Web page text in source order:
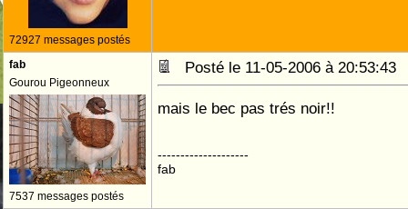
72927 messages postés
fab
Gourou Pigeonneux
7537 messages postés
Posté le 11-05-2006 à
mais le bec pas trés noir!!
--------------------
fab